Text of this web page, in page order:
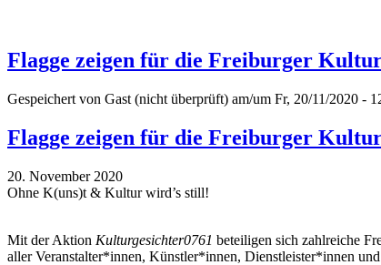
Flagge zeigen für die Freiburger
Gespeichert von Gast (nicht überprüft) am/um Fr, 20/11/2020 -
Flagge zeigen für die Freiburger
20. November 2020
Ohne K(uns)t & Kultur wird’s still!
Mit der Aktion Kulturgesichter0761 beteiligen sich zahlreiche
aller Veranstalter*innen, Künstler*innen, Dienstleister*innen